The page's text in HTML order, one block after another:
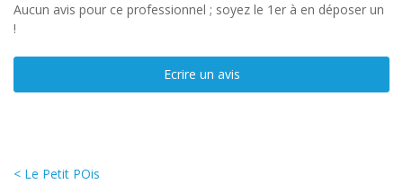
Aucun avis pour ce professionnel ; soyez le 1er à en déposer un
!
Ecrire un avis
< Le Petit POis